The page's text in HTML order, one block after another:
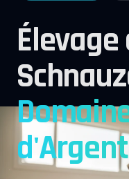
Élevage
d'Argent